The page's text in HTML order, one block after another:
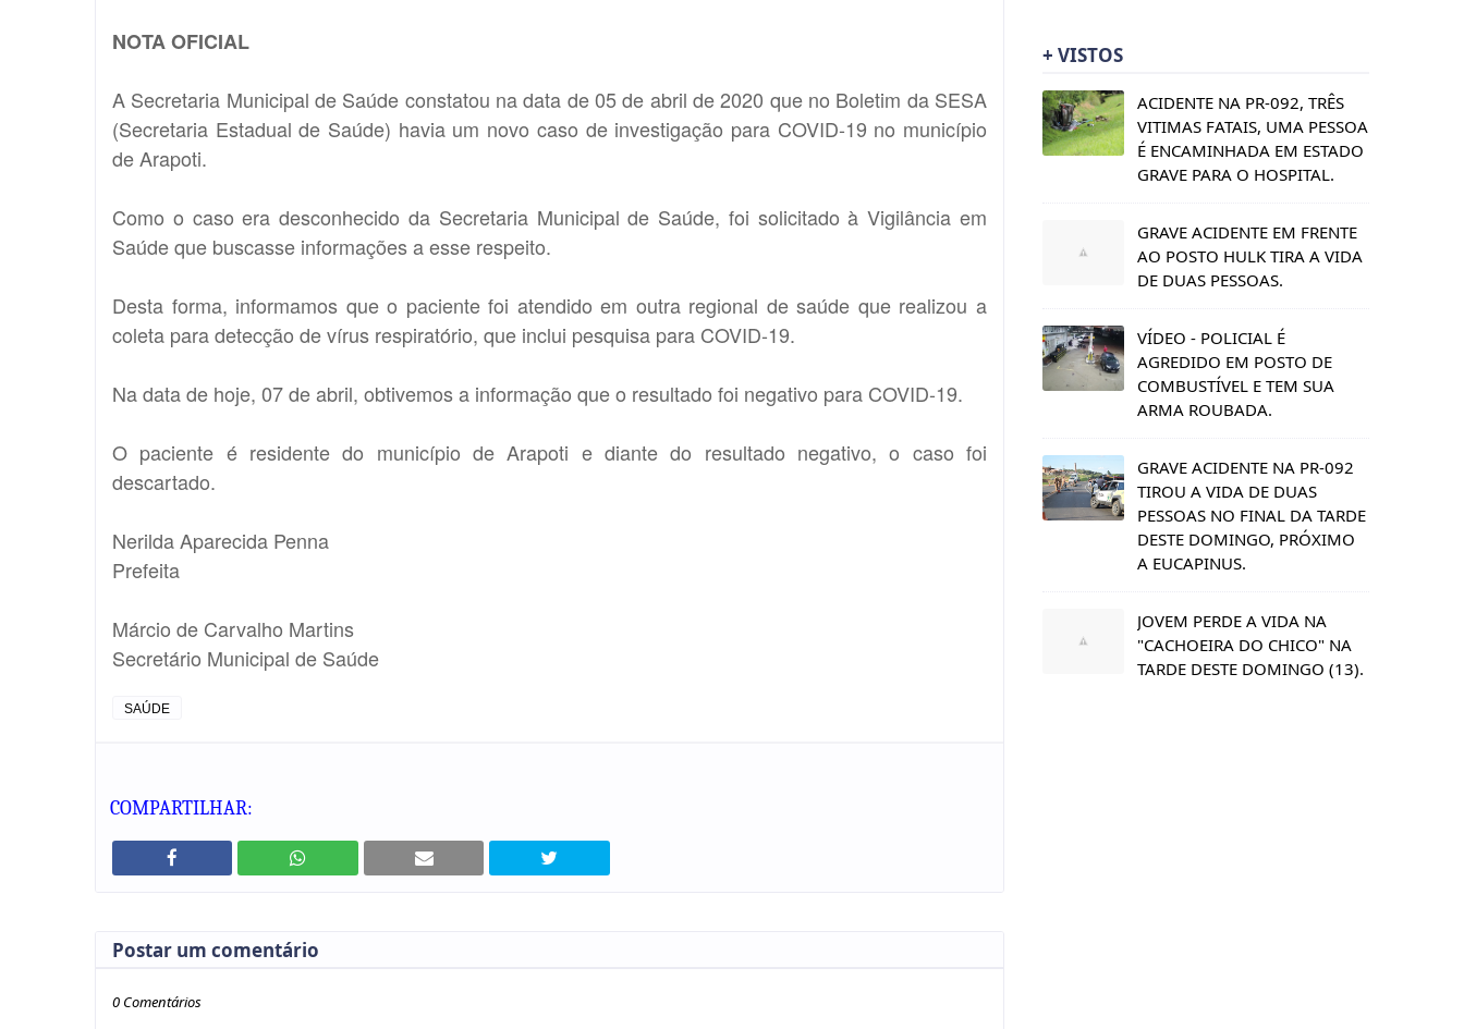
NOTA OFICIAL
A Secretaria Municipal de Saúde constatou na data de 05 de abril de 2020 que no Boletim da SESA
(Secretaria Estadual de Saúde) havia um novo caso de investigação para COVID-19 no município
de Arapoti.
Como o caso era desconhecido da Secretaria Municipal de Saúde, foi solicitado à Vigilância em
Saúde que buscasse informações a esse respeito.
Desta forma, informamos que o paciente foi atendido em outra regional de saúde que realizou a
coleta para detecção de vírus respiratório, que inclui pesquisa para COVID-19.
Na data de hoje, 07 de abril, obtivemos a informação que o resultado foi negativo para COVID-19.
O paciente é residente do município de Arapoti e diante do resultado negativo, o caso foi
descartado.
Nerilda Aparecida Penna
Prefeita
Márcio de Carvalho Martins
Secretário Municipal de Saúde
SAÚDE
COMPARTILHAR:
Postar um comentário
0 Comentários
+ VISTOS
ACIDENTE NA PR-092, TRÊS
VITIMAS FATAIS, UMA PESSOA
É ENCAMINHADA EM ESTADO
GRAVE PARA O HOSPITAL.
GRAVE ACIDENTE EM FRENTE
AO POSTO HULK TIRA A VIDA
DE DUAS PESSOAS.
VÍDEO - POLICIAL É
AGREDIDO EM POSTO DE
COMBUSTÍVEL E TEM SUA
ARMA ROUBADA.
GRAVE ACIDENTE NA PR-092
TIROU A VIDA DE DUAS
PESSOAS NO FINAL DA TARDE
DESTE DOMINGO, PRÓXIMO
A EUCAPINUS.
JOVEM PERDE A VIDA NA
"CACHOEIRA DO CHICO" NA
TARDE DESTE DOMINGO (13).